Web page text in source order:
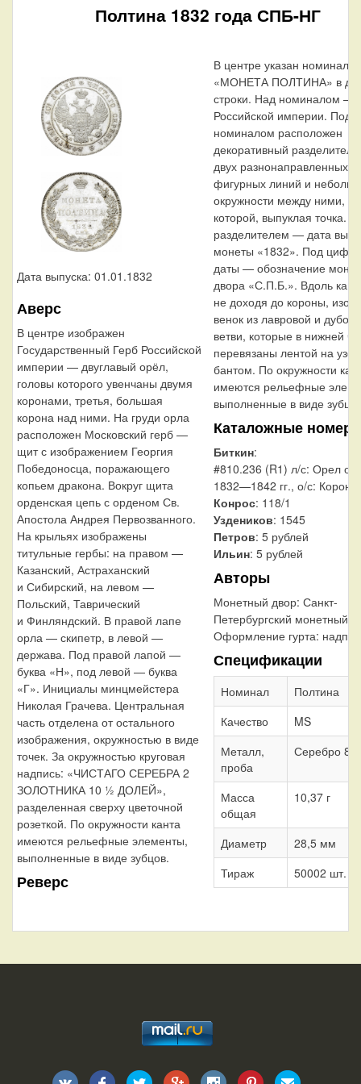
Полтина 1832 года СПБ-НГ
Дата выпуска: 01.01.1832
Аверс
В центре изображен
Государственный Герб Российской
империи — двуглавый орёл,
головы которого увенчаны двумя
коронами, третья, большая
корона над ними. На груди орла
расположен Московский герб —
щит с изображением Георгия
Победоносца, поражающего
копьем дракона. Вокруг щита
орденская цепь с орденом Св.
Апостола Андрея Первозванного.
На крыльях изображены
титульные гербы: на правом —
Казанский, Астраханский
и Сибирский, на левом —
Польский, Таврический
и Финляндский. В правой лапе
орла — скипетр, в левой —
держава. Под правой лапой —
буква «Н», под левой — буква
«Г». Инициалы минцмейстера
Николая Грачева. Центральная
часть отделена от остального
изображения, окружностью в виде
точек. За окружностью круговая
надпись: «ЧИСТАГО СЕРЕБРА 2
ЗОЛОТНИКА 10 ½ ДОЛЕЙ»,
разделенная сверху цветочной
розеткой. По окружности канта
имеются рельефные элементы,
выполненные в виде зубцов.
Реверс
В центре указан номинал
«МОНЕТА ПОЛТИНА» в
строки. Над номиналом —
Российской империи. Под
номиналом расположен
декоративный
двух разнонаправленных
фигурных линий и
окружности между ними, в
которой, выпуклая точка.
разделителем — дата
монеты «1832». Под
даты — обозначение
двора «С.П.Б.». Вдоль
не доходя до короны,
венок из лавровой и
ветви, которые в нижней
перевязаны лентой на узел
бантом. По окружности
имеются рельефные
выполненные в виде
Каталожные номера
Биткин:
#810.236 (R1) л/с: Орел
1832—1842 гг., о/с: Корона
Конрос: 118/1
Уздеников: 1545
Петров: 5 рублей
Ильин: 5 рублей
Авторы
Монетный двор: Санкт-
Петербургский монетный
Оформление гурта:
Спецификации
Номинал
Полтина
Качество
MS
Металл,
проба
Серебро
Масса
общая
10,37 г
Диаметр
28,5 мм
Тираж
50002 шт.